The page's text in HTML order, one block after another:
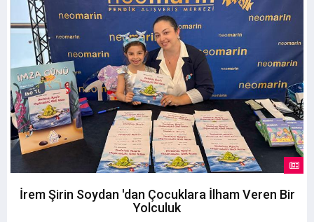
İrem Şirin Soydan 'dan Çocuklara İlham Veren Bir
Yolculuk